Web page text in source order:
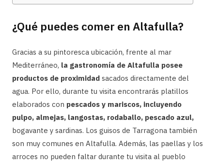
¿Qué puedes comer en Altafulla?
Gracias a su pintoresca ubicación, frente al mar
Mediterráneo, la gastronomía de Altafulla posee
productos de proximidad sacados directamente del
agua. Por ello, durante tu visita encontrarás platillos
elaborados con pescados y mariscos, incluyendo
pulpo, almejas, langostas, rodaballo, pescado azul,
bogavante y sardinas. Los guisos de Tarragona también
son muy comunes en Altafulla. Además, las paellas y los
arroces no pueden faltar durante tu visita al pueblo